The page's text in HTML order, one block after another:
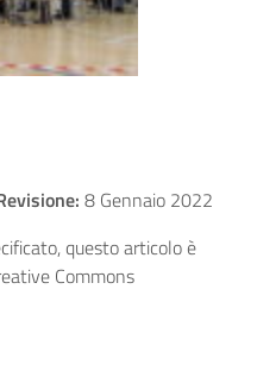
8 Gennaio 2022
questo articolo è
Commons